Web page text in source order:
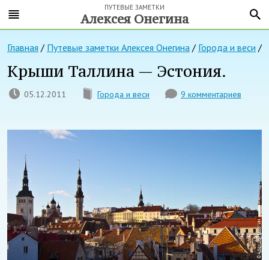
ПУТЕВЫЕ ЗАМЕТКИ
Алексея Онегина
Главная / Путевые заметки Алексея Онегина / Города и веси /
Крыши Таллина — Эстония.
05.12.2011 Города и веси 9 комментариев